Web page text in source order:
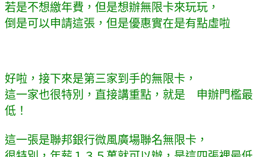
若是不想繳年費，但是想辦無限卡來玩玩，
倒是可以申請這張，但是優惠實在是有點虛啦
好啦，接下來是第三家到手的無限卡，
這一家也很特別，直接講重點，就是 申辦門檻最
低！
這一張是聯邦銀行微風廣場聯名無限卡，